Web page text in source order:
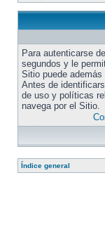
Para autenticarse
segundos y le
Sitio puede
Antes de
de uso y políticas
navega por el Sitio.
Índice general